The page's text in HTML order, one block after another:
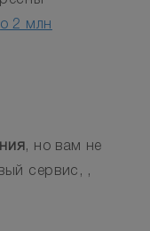
2 млн
, но вам не
сервис, ,